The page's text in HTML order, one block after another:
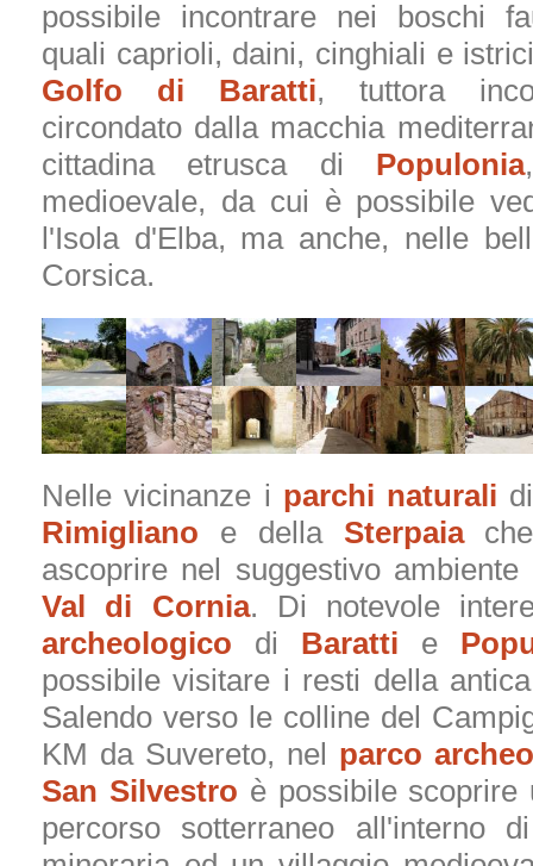
possibile incontrare nei boschi
quali caprioli, daini, cinghiali e
Golfo di Baratti, tuttora
circondato dalla macchia
cittadina etrusca di Populonia
medioevale, da cui è possibile
l'Isola d'Elba, ma anche, nelle
Corsica.
Nelle vicinanze i parchi naturali
Rimigliano e della Sterpaiache
ascoprire nel suggestivo ambiente
Val di Cornia. Di notevole
archeologico di Baratti e
possibile visitare i resti della
Salendo verso le colline del
KM da Suvereto, nel parco
San Silvestro è possibile scoprire
percorso sotterraneo all'interno